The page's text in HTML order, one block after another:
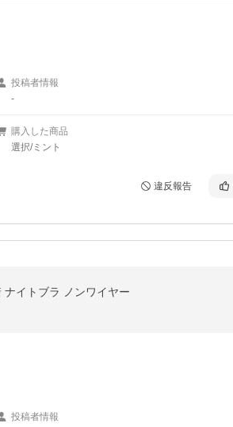
投稿者情報
-
購入した商品
選択/ミント
違反報告
イトブラ ノンワイヤー
投稿者情報